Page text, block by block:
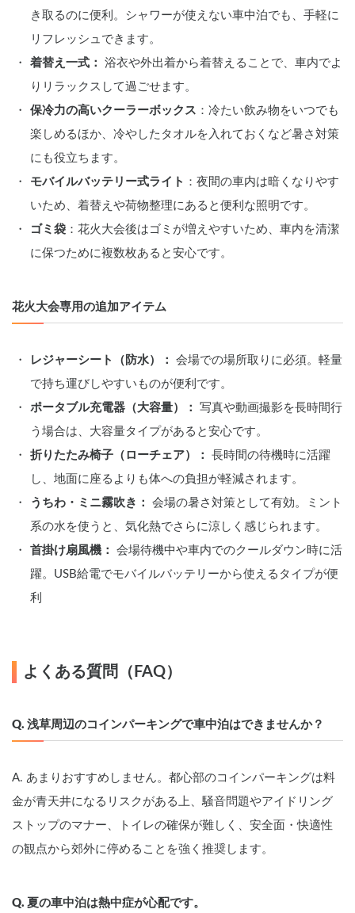
き取るのに便利。シャワーが使えない車中泊でも、手軽に
リフレッシュできます。
着替え一式：
浴衣や外出着から着替えることで、車内でよ
りリラックスして過ごせます。
保冷力の高いクーラーボックス ：冷たい飲み物をいつでも
楽しめるほか、冷やしたタオルを入れておくなど暑さ対策
にも役立ちます。
モバイルバッテリー式ライト ：夜間の車内は暗くなりやす
いため、着替えや荷物整理にあると便利な照明です。
ゴミ袋：花火大会後はゴミが増えやすいため、車内を清潔
に保つために複数枚あると安心です。
花火大会専用の追加アイテム
レジャーシート（防水）：
会場での場所取りに必須。軽量
で持ち運びしやすいものが便利です。
ポータブル充電器（大容量）：
写真や動画撮影を長時間行
う場合は、大容量タイプがあると安心です。
折りたたみ椅子（ローチェア）：
長時間の待機時に活躍
し、地面に座るよりも体への負担が軽減されます。
うちわ・ミニ霧吹き：
会場の暑さ対策として有効。ミント
系の水を使うと、気化熱でさらに涼しく感じられます。
首掛け扇風機：
会場待機中や車内でのクールダウン時に活
躍。USB給電でモバイルバッテリーから使えるタイプが便
利
よくある質問（FAQ）
Q. 浅草周辺のコインパーキングで車中泊はできませんか？
A. あまりおすすめしません。都心部のコインパーキングは料
金が青天井になるリスクがある上、騒音問題やアイドリング
ストップのマナー、トイレの確保が難しく、安全面・快適性
の観点から郊外に停めることを強く推奨します。
Q. 夏の車中泊は熱中症が心配です。